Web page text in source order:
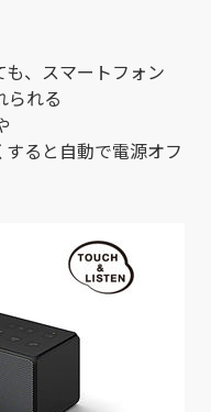
、スマートフォン
られる
ると自動で電源オフ